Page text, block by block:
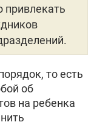
привлекать
то есть
об
на ребенка